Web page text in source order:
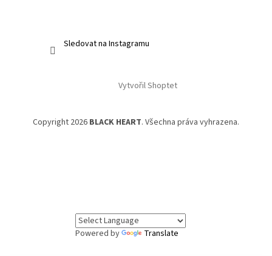
Sledovat na Instagramu
Vytvořil Shoptet
Copyright 2026 BLACK HEART. Všechna práva vyhrazena.
Powered by Translate